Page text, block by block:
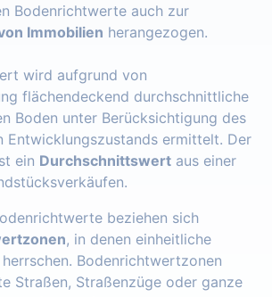
Bodenrichtwerte auch zur
Immobilien herangezogen.
wird aufgrund von
flächendeckend durchschnittliche
Boden unter Berücksichtigung des
Entwicklungszustands ermittelt. Der
ein Durchschnittswert aus einer
beziehen sich
, in denen einheitliche
Bodenrichtwertzonen
Straßen, Straßenzüge oder ganze